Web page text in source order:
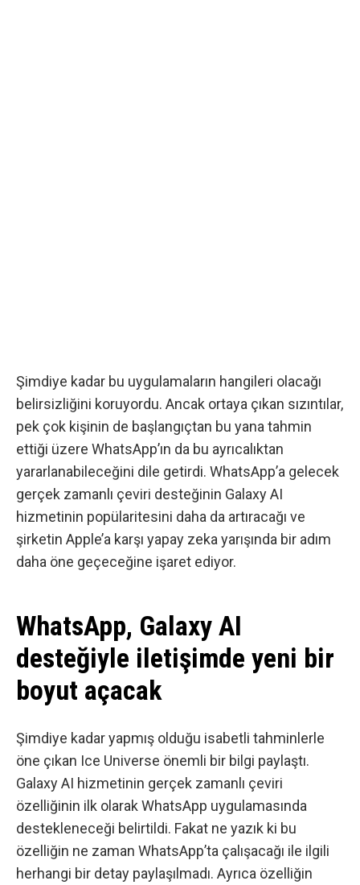
Şimdiye kadar bu uygulamaların hangileri olacağı
belirsizliğini koruyordu. Ancak ortaya çıkan sızıntılar,
pek çok kişinin de başlangıçtan bu yana tahmin
ettiği üzere WhatsApp’ın da bu ayrıcalıktan
yararlanabileceğini dile getirdi. WhatsApp’a gelecek
gerçek zamanlı çeviri desteğinin Galaxy AI
hizmetinin popülaritesini daha da artıracağı ve
şirketin Apple’a karşı yapay zeka yarışında bir adım
daha öne geçeceğine işaret ediyor.
WhatsApp, Galaxy AI
desteğiyle iletişimde yeni bir
boyut açacak
Şimdiye kadar yapmış olduğu isabetli tahminlerle
öne çıkan Ice Universe önemli bir bilgi paylaştı.
Galaxy AI hizmetinin gerçek zamanlı çeviri
özelliğinin ilk olarak WhatsApp uygulamasında
destekleneceği belirtildi. Fakat ne yazık ki bu
özelliğin ne zaman WhatsApp’ta çalışacağı ile ilgili
herhangi bir detay paylaşılmadı. Ayrıca özelliğin